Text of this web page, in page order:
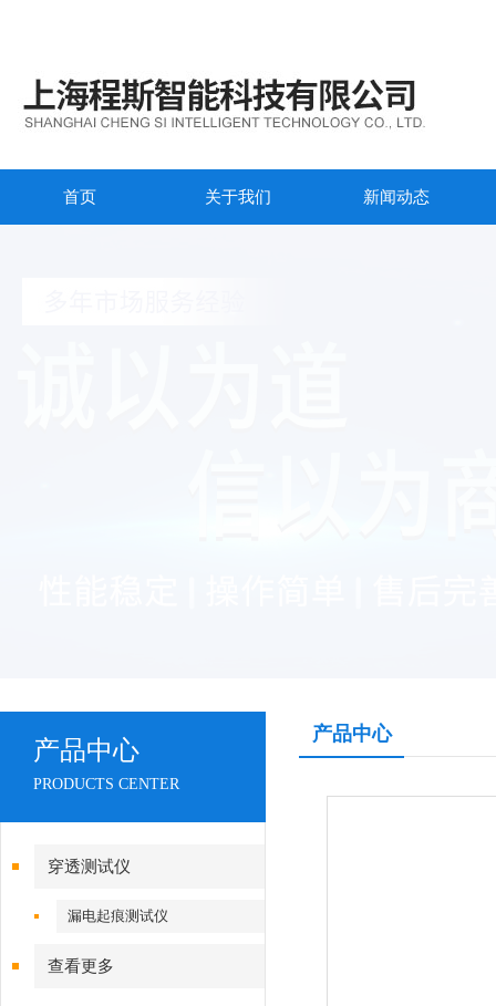
首页 关于我们 新闻动态
产品中心
PRODUCTS CENTER
穿透测试仪
漏电起痕测试仪
查看更多
产品中心